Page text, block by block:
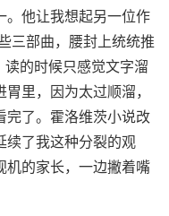
。他让我想起另一位作
三部曲，腰封上统统推
读的时候只感觉文字溜
里，因为太过顺溜，
完了。霍洛维茨小说改
续了我这种分裂的观
机的家长，一边撇着嘴